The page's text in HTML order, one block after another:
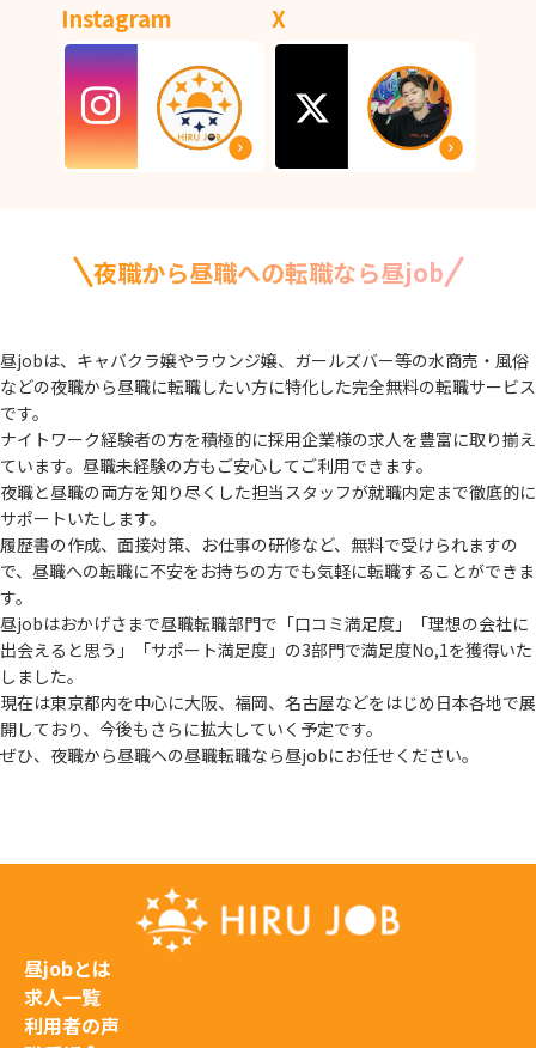
Instagram X
夜職から昼職への転職なら昼job
昼jobは、キャバクラ嬢やラウンジ嬢、ガールズバー等の水商売・風俗
などの夜職から昼職に転職したい方に特化した完全無料の転職サービス
です。
ナイトワーク経験者の方を積極的に採用企業様の求人を豊富に取り揃え
ています。 昼職未経験の方もご安心してご利用できます。
夜職と昼職の両方を知り尽くした担当スタッフが就職内定まで徹底的に
サポートいたします。
履歴書の作成、面接対策、お仕事の研修など、無料で受けられますの
で、 昼職への転職に不安をお持ちの方でも気軽に転職することができま
す。
昼jobはおかげさまで昼職転職部門で「口コミ満足度」「理想の会社に
出会えると思う」
「サポート満足度」の3部門で満足度No,1を獲得いた
しました。
現在は東京都内を中心に大阪、福岡、名古屋などをはじめ日本各地で展
開しており、 今後もさらに拡大していく予定です。
ぜひ、夜職から昼職への昼職転職なら昼jobにお任せください。
昼jobとは
求人一覧
利用者の声